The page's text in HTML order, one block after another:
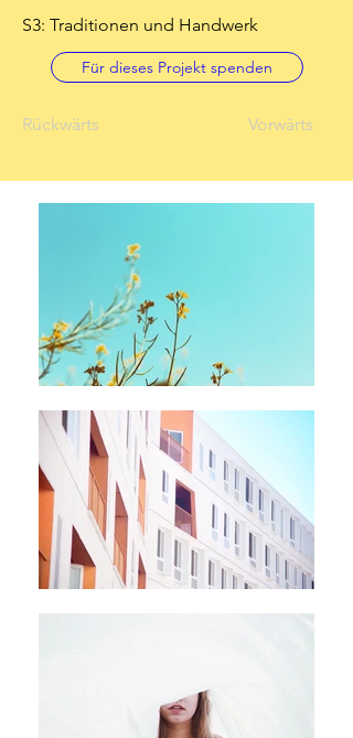
S3: Traditionen und Handwerk
Für dieses Projekt spenden
Rückwärts Vorwärts